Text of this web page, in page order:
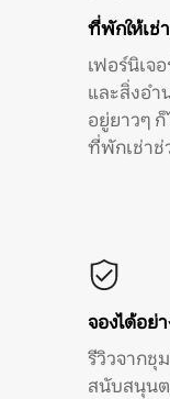
ที่พักให้เช่
เฟอร์นิเจ
และสิ่งอำ
อยู่ยาวๆ
ที่พักเช่าช่
จองได้อย่
รีวิวจากชุ
สนับสนุนต